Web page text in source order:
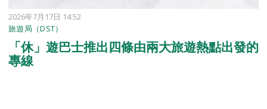
2026年7月17日 14:52
旅遊局（DST）
「休」遊巴士推出四條由兩大旅遊熱點出發的
專線